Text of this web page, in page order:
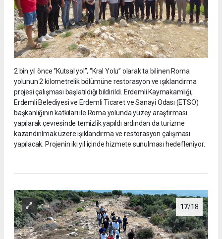
2 bin yıl önce ‘’Kutsal yol’’, “Kral Yolu” olarak ta bilinen Roma
yolunun 2 kilometrelik bölümüne restorasyon ve ışıklandırma
projesi çalışması başlatıldığı bildirildi. Erdemli Kaymakamlığı,
Erdemli Belediyesi ve Erdemli Ticaret ve Sanayi Odası (ETSO)
başkanlığının katkıları ile Roma yolunda yüzey araştırması
yapılarak çevresinde temizlik yapıldı ardından da turizme
kazandırılmak üzere ışıklandırma ve restorasyon çalışması
yapılacak. Projenin iki yıl içinde hizmete sunulması hedefleniyor.
17/18